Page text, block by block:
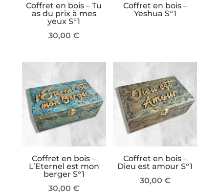
Coffret en bois – Tu
as du prix à mes
yeux S°1
30,00€
Coffret en bois –
Yeshua S°1
Coffret en bois –
L’Eternel est mon
berger S°1
30,00€
Coffret en bois –
Dieu est amour S°1
30,00 €